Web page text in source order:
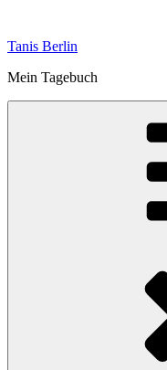
springen
Tanis Berlin
Mein Tagebuch